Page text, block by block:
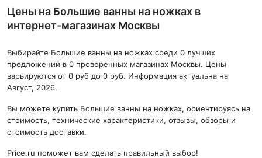
Цены на Большие ванны на ножках в
интернет-магазинах Москвы
Выбирайте Большие ванны на ножках среди 0 лучших
предложений в 0 проверенных магазинах Москвы. Цены
варьируются от 0 руб до 0 руб. Информация актуальна на
Август, 2026.
Вы можете купить Большие ванны на ножках, ориентируясь на
стоимость, технические характеристики, отзывы, обзоры и
стоимость доставки.
Price.ru поможет вам сделать правильный выбор!